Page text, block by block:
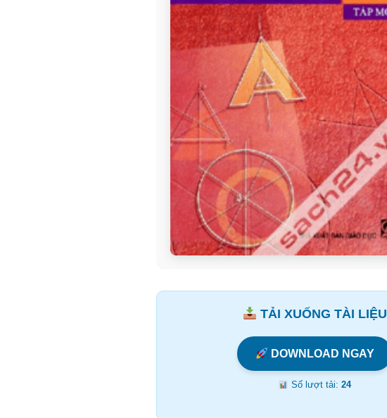
TẢI XUỐNG TÀI LIỆU
DOWNLOAD NGAY
Số lượt tải: 24